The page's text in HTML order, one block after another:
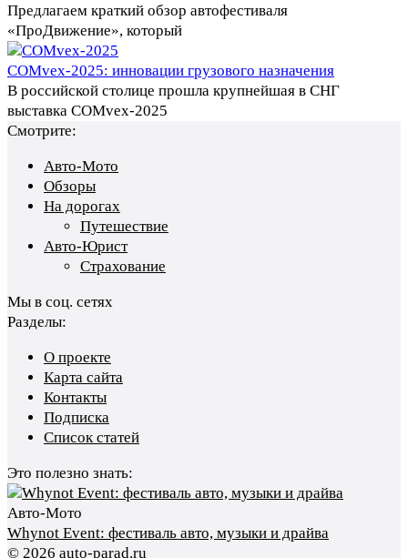
Предлагаем краткий обзор автофестиваля
«ПроДвижение», который
COMvex-2025: инновации грузового назначения
В российской столице прошла крупнейшая в СНГ
выставка COMvex-2025
Смотрите:
Авто-Мото
Обзоры
На дорогах
Путешествие
Авто-Юрист
Страхование
Мы в соц. сетях
Разделы:
О проекте
Карта сайта
Контакты
Подписка
Список статей
Это полезно знать:
Авто-Мото
Whynot Event: фестиваль авто, музыки и драйва
© 2026 auto-parad.ru